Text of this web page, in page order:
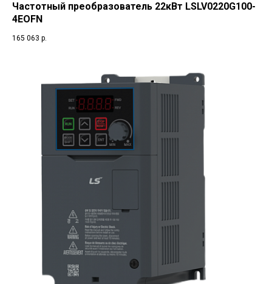
Частотный преобразователь 22кВт LSLV0220G100-
4EOFN
165 063 р.